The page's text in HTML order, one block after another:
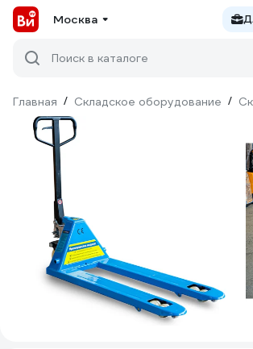
Москва
Поиск в каталоге
Главная / Складское оборудование /